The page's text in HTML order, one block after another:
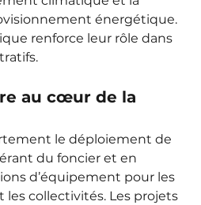
énergétique.
renforce leur rôle dans
au cœur de la
le déploiement de
du foncier et en
d’équipement pour les
les collectivités. Les projets